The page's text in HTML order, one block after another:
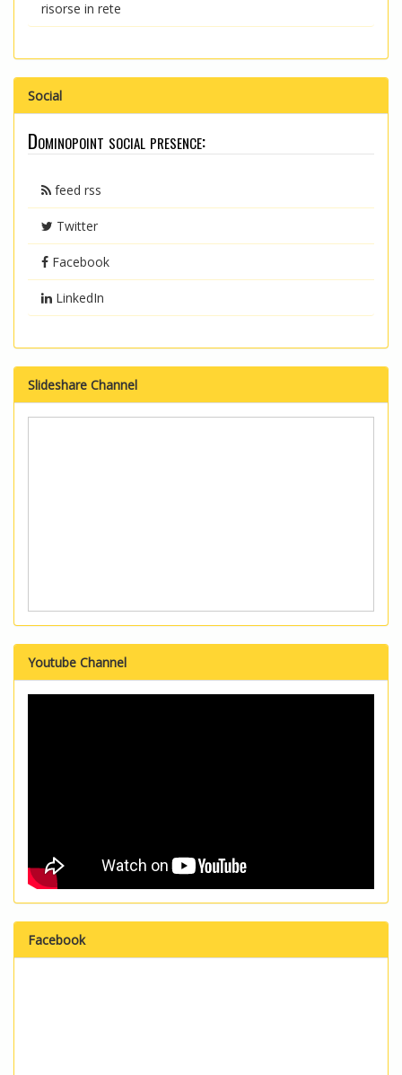
risorse in rete
Social
Dominopoint social presence:
feed rss
Twitter
Facebook
LinkedIn
Slideshare Channel
Youtube Channel
Facebook